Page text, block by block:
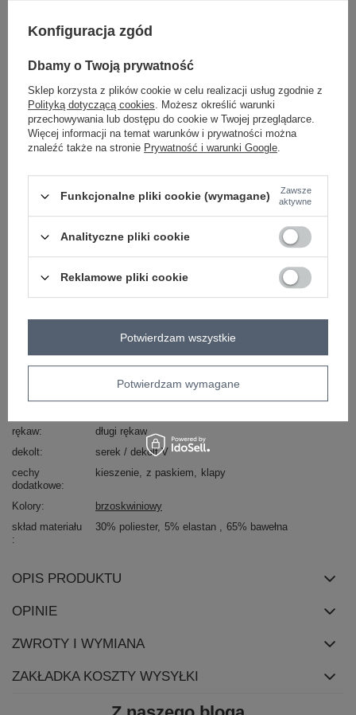
Hurt Brzoskwiniowy komplet elegancki z paskiem
dodatki: pasek materiałowy, kieszenie, klapy, gumka
w pasie
skład materiału: 65% bawełna, 30% poliester, 5%
elastan
sposób prania: pranie w pralce w 30°C
dominujący
styl nogawek
proste
wysoki
rękaw
długi rękaw
dekolt
serek / dekolt V
cechy
dodatkowe
kieszenie z paskiem klapy
Kolory
brzoskwiniowy
skład materiału
30% poliester 5% elastan 65% bawełna
OPIS PRODUKTU
OPINIE
ZWROTY I WYMIANA
ZAKŁADKA KOSZTY WYSYŁKI
Konfiguracja zgód
Dbamy o Twoją prywatność
Sklep korzysta z plików cookie w celu realizacji usług zgodnie z
Polityką dotyczącą cookies. Możesz określić warunki
przechowywania lub dostępu do cookie w Twojej przeglądarce.
Więcej informacji na temat warunków i prywatności można
znaleźć także na stronie Prywatność i warunki Google.
Funkcjonalne pliki cookie (wymagane) Zawsze
aktywne
Analityczne pliki cookie
Reklamowe pliki cookie
Potwierdzam wymagane
Potwierdzam wszystkie